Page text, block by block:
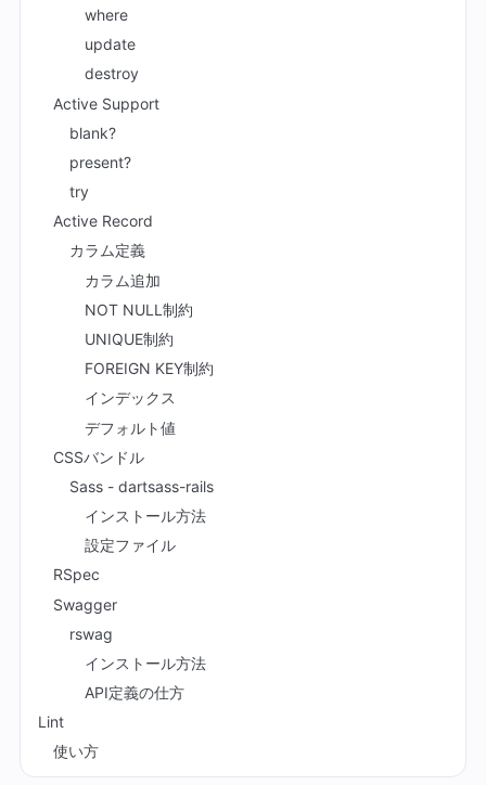
where
update
destroy
Active Support
blank?
present?
try
Active Record
カラム定義
カラム追加
NOT NULL制約
UNIQUE制約
FOREIGN KEY制約
インデックス
デフォルト値
CSSバンドル
Sass - dartsass-rails
インストール方法
設定ファイル
RSpec
Swagger
rswag
インストール方法
API定義の仕方
Lint
使い方